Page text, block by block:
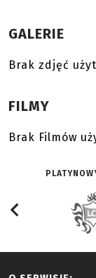
GALERIE
Brak zdjęć
FILMY
Brak Filmów